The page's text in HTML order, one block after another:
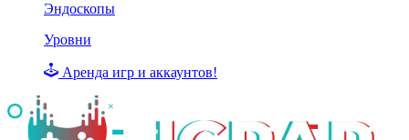
Эндоскопы
Уровни
Аренда игр и аккаунтов!